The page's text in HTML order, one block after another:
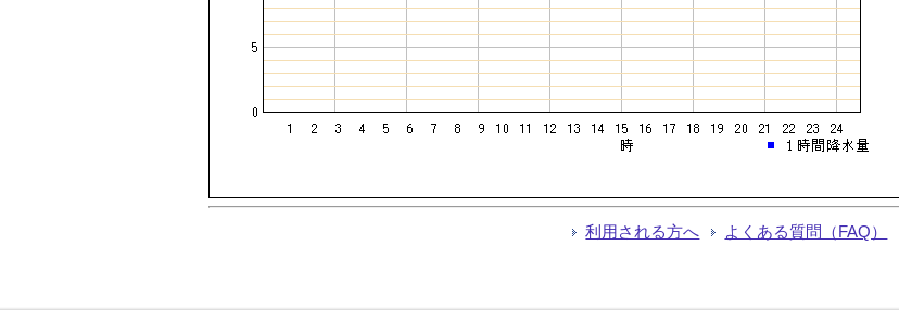
利用される方へ よくある質問（FAQ）